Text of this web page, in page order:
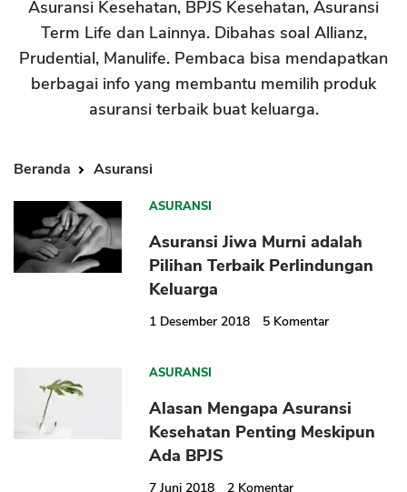
Asuransi Kesehatan, BPJS Kesehatan, Asuransi
Term Life dan Lainnya. Dibahas soal Allianz,
Prudential, Manulife. Pembaca bisa mendapatkan
berbagai info yang membantu memilih produk
asuransi terbaik buat keluarga.
Beranda Asuransi
ASURANSI
Asuransi Jiwa Murni adalah
Pilihan Terbaik Perlindungan
Keluarga
1 Desember 2018 5 Komentar
ASURANSI
Alasan Mengapa Asuransi
Kesehatan Penting Meskipun
Ada BPJS
7 Juni 2018 2 Komentar